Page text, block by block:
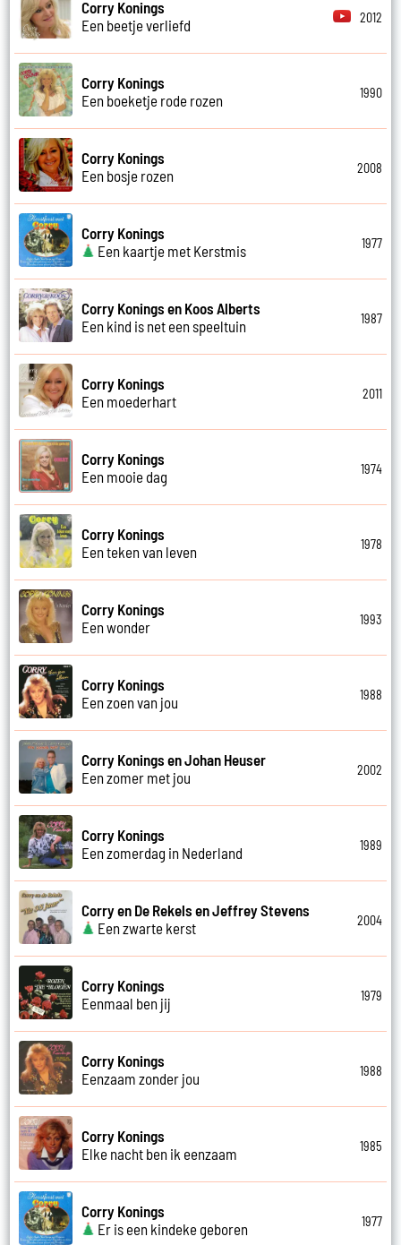
Corry Konings
Een beetje verliefd
2012
Corry Konings
Een boeketje rode rozen
1990
Corry Konings
Een bosje rozen
2008
Corry Konings
Een kaartje met Kerstmis
1977
Corry Konings en Koos Alberts
Een kind is net een speeltuin
1987
Corry Konings
Een moederhart
2011
Corry Konings
Een mooie dag
1974
Corry Konings
Een teken van leven
1978
Corry Konings
Een wonder
1993
Corry Konings
Een zoen van jou
1988
Corry Konings en Johan Heuser
Een zomer met jou
2002
Corry Konings
Een zomerdag in Nederland
1989
Corry en De Rekels en Jeffrey Stevens
Een zwarte kerst
2004
Corry Konings
Eenmaal ben jij
1979
Corry Konings
Eenzaam zonder jou
1988
Corry Konings
Elke nacht ben ik eenzaam
1985
Corry Konings
Er is een kindeke geboren
1977